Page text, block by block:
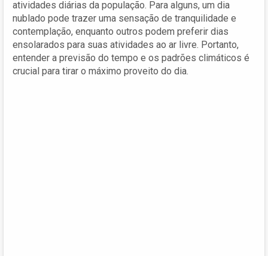
atividades diárias da população. Para alguns, um dia
nublado pode trazer uma sensação de tranquilidade e
contemplação, enquanto outros podem preferir dias
ensolarados para suas atividades ao ar livre. Portanto,
entender a previsão do tempo e os padrões climáticos é
crucial para tirar o máximo proveito do dia.